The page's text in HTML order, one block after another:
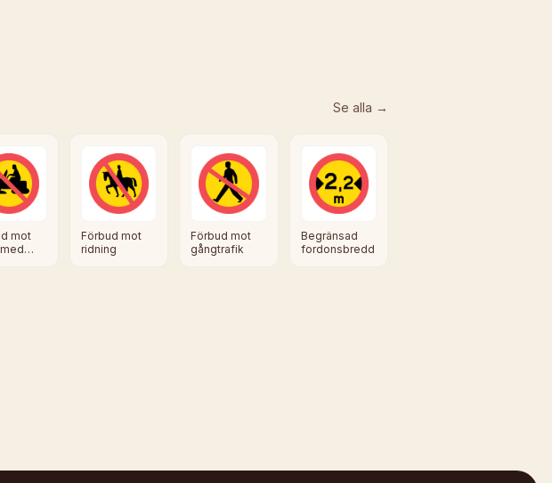
Se alla →
mot
Förbud mot
ridning
Förbud mot
gångtrafik
Begränsad
fordonsbredd